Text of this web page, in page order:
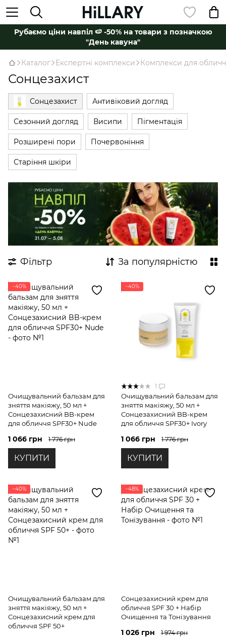
Рубаємо ціни навпіл 🍉 -50% на товари з позначкою
"День кавуна"
Каталог Експертні комплекси Комплекси для
Сонцезахист
Сонцезахист Антивіковий догляд
Сезонний догляд Висипи Пігментація
Розширені пори Почервоніння
Старіння шкіри
Фільтр За популярністю
−40%
Очищувальний бальзам для
зняття макіяжу, 50 мл +
Сонцезахисний BB-крем
для обличчя SPF30+ Nude
1 066 грн 1 776 грн
КУПИТИ
−40%
1
Очищувальний бальзам для
зняття макіяжу, 50 мл +
Сонцезахисний BB-крем
для обличчя SPF30+ Ivory
1 066 грн 1 776 грн
КУПИТИ
−40%
Очищувальний бальзам для
зняття макіяжу, 50 мл +
Сонцезахисний крем для
обличчя SPF 50+
−48%
Сонцезахисний крем для
обличчя SPF 30 + Набір
Очищення та Тонізування
1 026 грн 1 974 грн